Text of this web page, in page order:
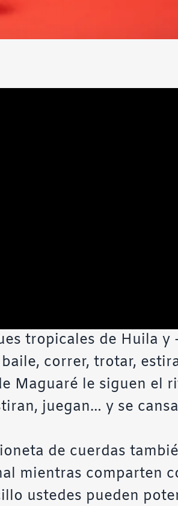
tropicales de Huila y
correr, trotar,
Maguaré le siguen el
juegan… y se
de cuerdas
mientras comparten
ustedes pueden